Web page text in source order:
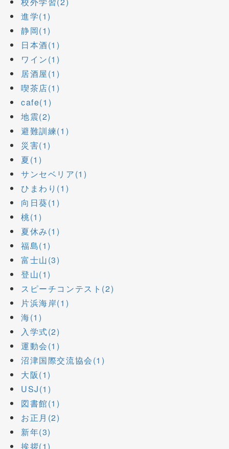
進学(1)
静岡(1)
日本酒(1)
ワイン(1)
居酒屋(1)
喫茶店(1)
cafe(1)
地震(2)
避難訓練(1)
災害(1)
夏(1)
サンセベリア(1)
ひまわり(1)
向日葵(1)
桃(1)
夏休み(1)
福島(1)
富士山(3)
登山(1)
スピーチコンテスト(2)
片浜海岸(1)
海(1)
入学式(2)
運動会(1)
沼津国際交流協会(1)
大阪(1)
USJ(1)
図書館(1)
お正月(2)
新年(3)
挨拶(1)